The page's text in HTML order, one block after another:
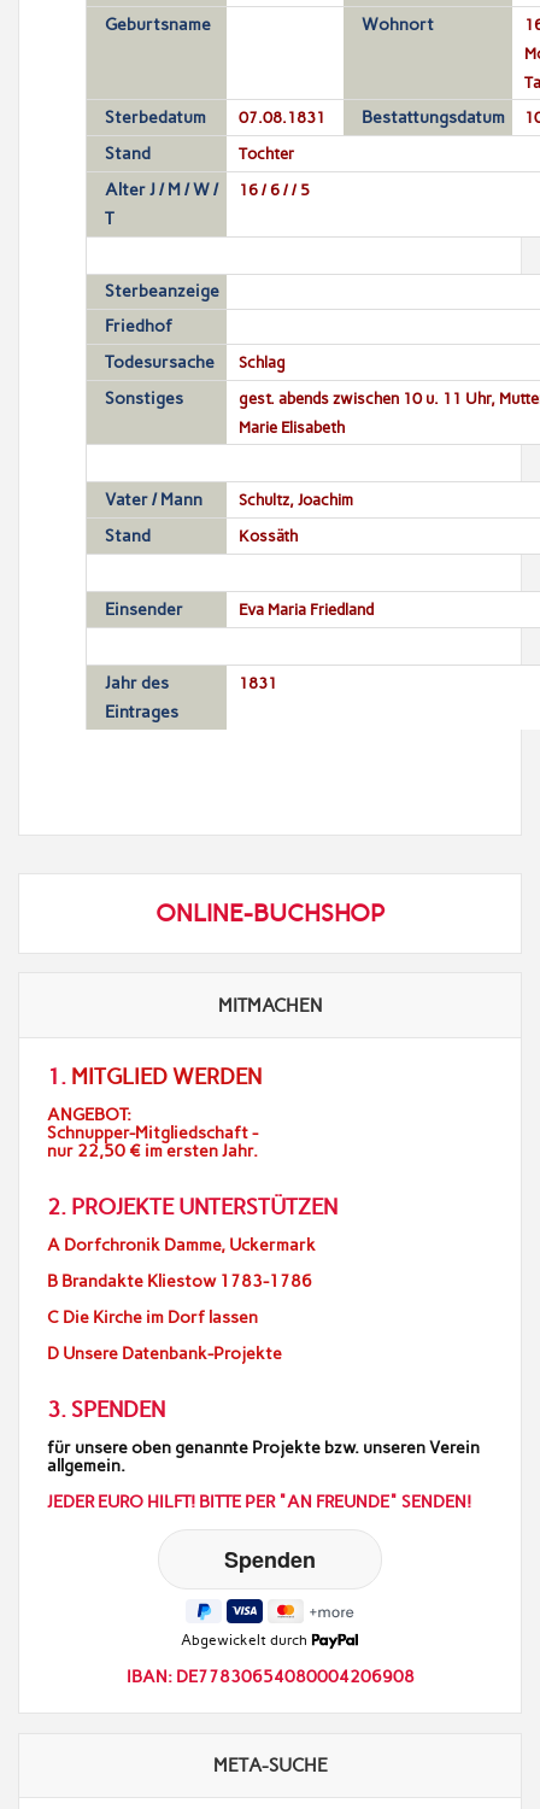
Geburtsname Wohnort
Sterbedatum 07.08.1831 Bestattungsdatum
Stand Tochter
Alter J / M / W /
T
16 / 6 / / 5
Sterbeanzeige
Friedhof
Todesursache
Schlag
Sonstiges
gest. abends zwischen 10 u. 11 Uhr,
Marie Elisabeth
Vater / Mann Schultz, Joachim
Stand Kossäth
Einsender Eva Maria Friedland
Jahr des
Eintrages
1831
ONLINE-BUCHSHOP
MITMACHEN
1. MITGLIED WERDEN
ANGEBOT:
Schnupper-Mitgliedschaft -
nur 22,50 € im ersten Jahr.
2. PROJEKTE UNTERSTÜTZEN
A Dorfchronik Damme, Uckermark
B Brandakte Kliestow 1783-1786
C Die Kirche im Dorf lassen
D Unsere Datenbank-Projekte
3. SPENDEN
für unsere oben genannte Projekte bzw. unseren Verein
allgemein.
JEDER EURO HILFT! BITTE PER "AN FREUNDE" SENDEN!
Abgewickelt durch
IBAN: DE77830654080004206908
META-SUCHE